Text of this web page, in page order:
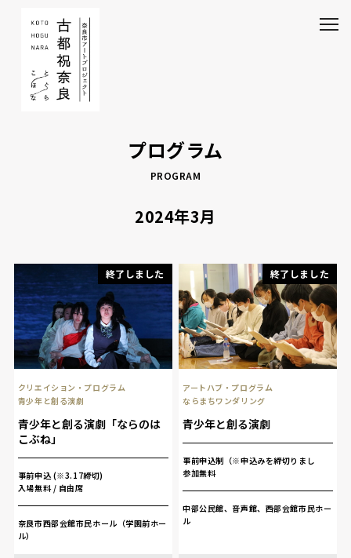
プログラム
PROGRAM
2024年3月
終了しました
クリエイション・プログラム
青少年と創る演劇
青少年と創る演劇「ならのは
こぶね」
事前申込 (※3.17締切)
入場無料 / 自由席
奈良市西部会館市民ホール（学園前ホー
ル）
終了しました
アートハブ・プログラム
ならまちワンダリング
青少年と創る演劇
事前申込制（※申込みを締切りまし
参加無料
中部公民館、音声館、西部会館市民ホー
ル